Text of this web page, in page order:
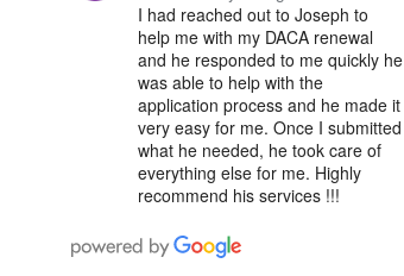
I had reached out to Joseph to
help me with my DACA renewal
and he responded to me quickly he
was able to help with the
application process and he made it
very easy for me. Once I submitted
what he needed, he took care of
everything else for me. Highly
recommend his services !!!